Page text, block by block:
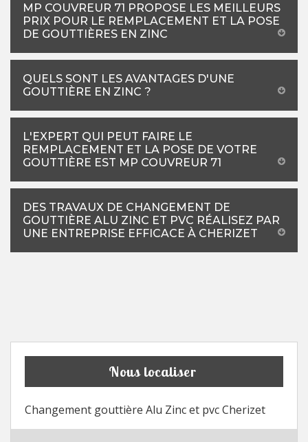
MP COUVREUR 71 PROPOSE LES MEILLEURS
PRIX POUR LE REMPLACEMENT ET LA POSE
DE GOUTTIÈRES EN ZINC
QUELS SONT LES AVANTAGES D'UNE
GOUTTIÈRE EN ZINC ?
L'EXPERT QUI PEUT FAIRE LE
REMPLACEMENT ET LA POSE DE VOTRE
GOUTTIÈRE EST MP COUVREUR 71
DES TRAVAUX DE CHANGEMENT DE
GOUTTIÈRE ALU ZINC ET PVC RÉALISEZ PAR
UNE ENTREPRISE EFFICACE À CHERIZET
Nous localiser
Changement gouttière Alu Zinc et pvc Cherizet